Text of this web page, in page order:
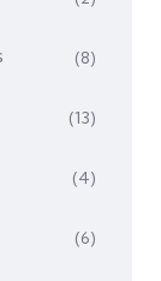
(8)
(13)
(4)
(6)